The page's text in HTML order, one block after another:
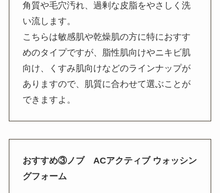
角質や毛穴汚れ、過剰な皮脂をやさしく洗
い流します。
こちらは敏感肌や乾燥肌の方に特におすす
めのタイプですが、脂性肌向けやニキビ肌
向け、くすみ肌向けなどのラインナップが
ありますので、肌質に合わせて選ぶことが
できますよ。
おすすめ③ノブ ACアクティブ ウォッシン
グフォーム